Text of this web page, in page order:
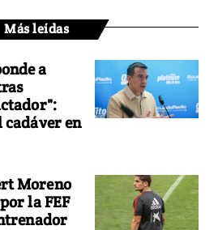
Más leídas
a
cadáver en
Moreno
la FEF